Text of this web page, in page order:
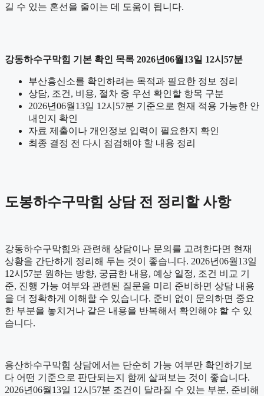
길 수 있는 혼선을 줄이는 데 도움이 됩니다.
강동하수구막힘 기본 확인 목록 2026년06월13일 12시57분
부산흥신소를 확인하려는 목적과 필요한 정보 정리
상담, 조건, 비용, 절차 중 우선 확인할 항목 구분
2026년06월13일 12시57분 기준으로 현재 적용 가능한 안
내인지 확인
자료 제출이나 개인정보 입력이 필요한지 확인
최종 결정 전 다시 점검해야 할 내용 정리
도봉하수구막힘 상담 전 정리할 사항
강동하수구막힘와 관련해 상담이나 문의를 고려한다면 현재
상황을 간단하게 정리해 두는 것이 좋습니다. 2026년06월13일
12시57분 원하는 방향, 궁금한 내용, 예상 일정, 조건 비교 기
준, 진행 가능 여부와 관련된 질문을 미리 준비하면 상담 내용
을 더 정확하게 이해할 수 있습니다. 준비 없이 문의하면 중요
한 부분을 놓치거나 같은 내용을 반복해서 확인해야 할 수 있
습니다.
용산하수구막힘 상담에서는 단순히 가능 여부만 확인하기보
다 어떤 기준으로 판단되는지 함께 살펴보는 것이 좋습니다.
2026년06월13일 12시57분 조건이 달라질 수 있는 부분, 준비해